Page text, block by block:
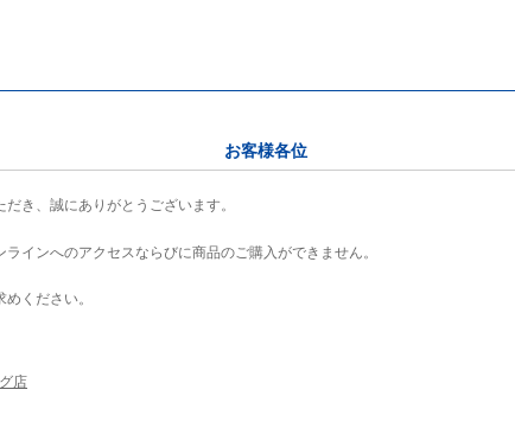
お客様各位
き、誠にありがとうございます。
インへのアクセスならびに商品のご購入ができません。
ください。
店